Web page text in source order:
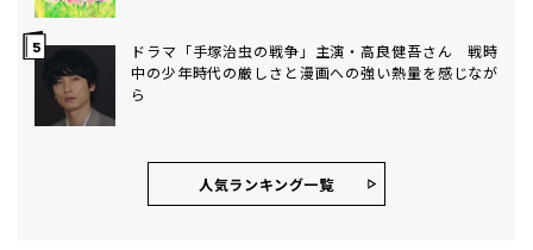
ドラマ「手塚治虫の戦争」主演・高良健吾さん 戦時
中の少年時代の厳しさと漫画への強い熱量を感じなが
ら
人気ランキング⼀覧